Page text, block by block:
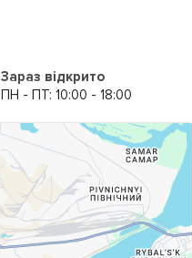
Зараз відкрито
ПН - ПТ: 10:00 - 18:00